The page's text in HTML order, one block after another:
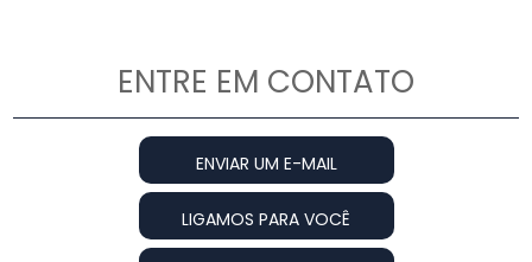
ENTRE EM CONTATO
ENVIAR UM E-MAIL
LIGAMOS PARA VOCÊ